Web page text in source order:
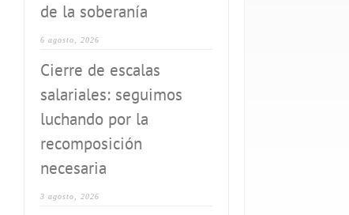
de la soberanía
6 agosto, 2026
Cierre de escalas
salariales: seguimos
luchando por la
recomposición
necesaria
3 agosto, 2026